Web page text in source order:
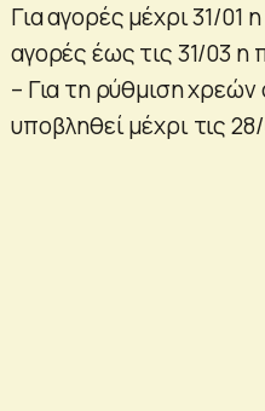
Για αγορές μέχρι 31/01
αγορές έως τις 31/03 η
– Για τη ρύθμιση χρεών
υποβληθεί μέχρι τις